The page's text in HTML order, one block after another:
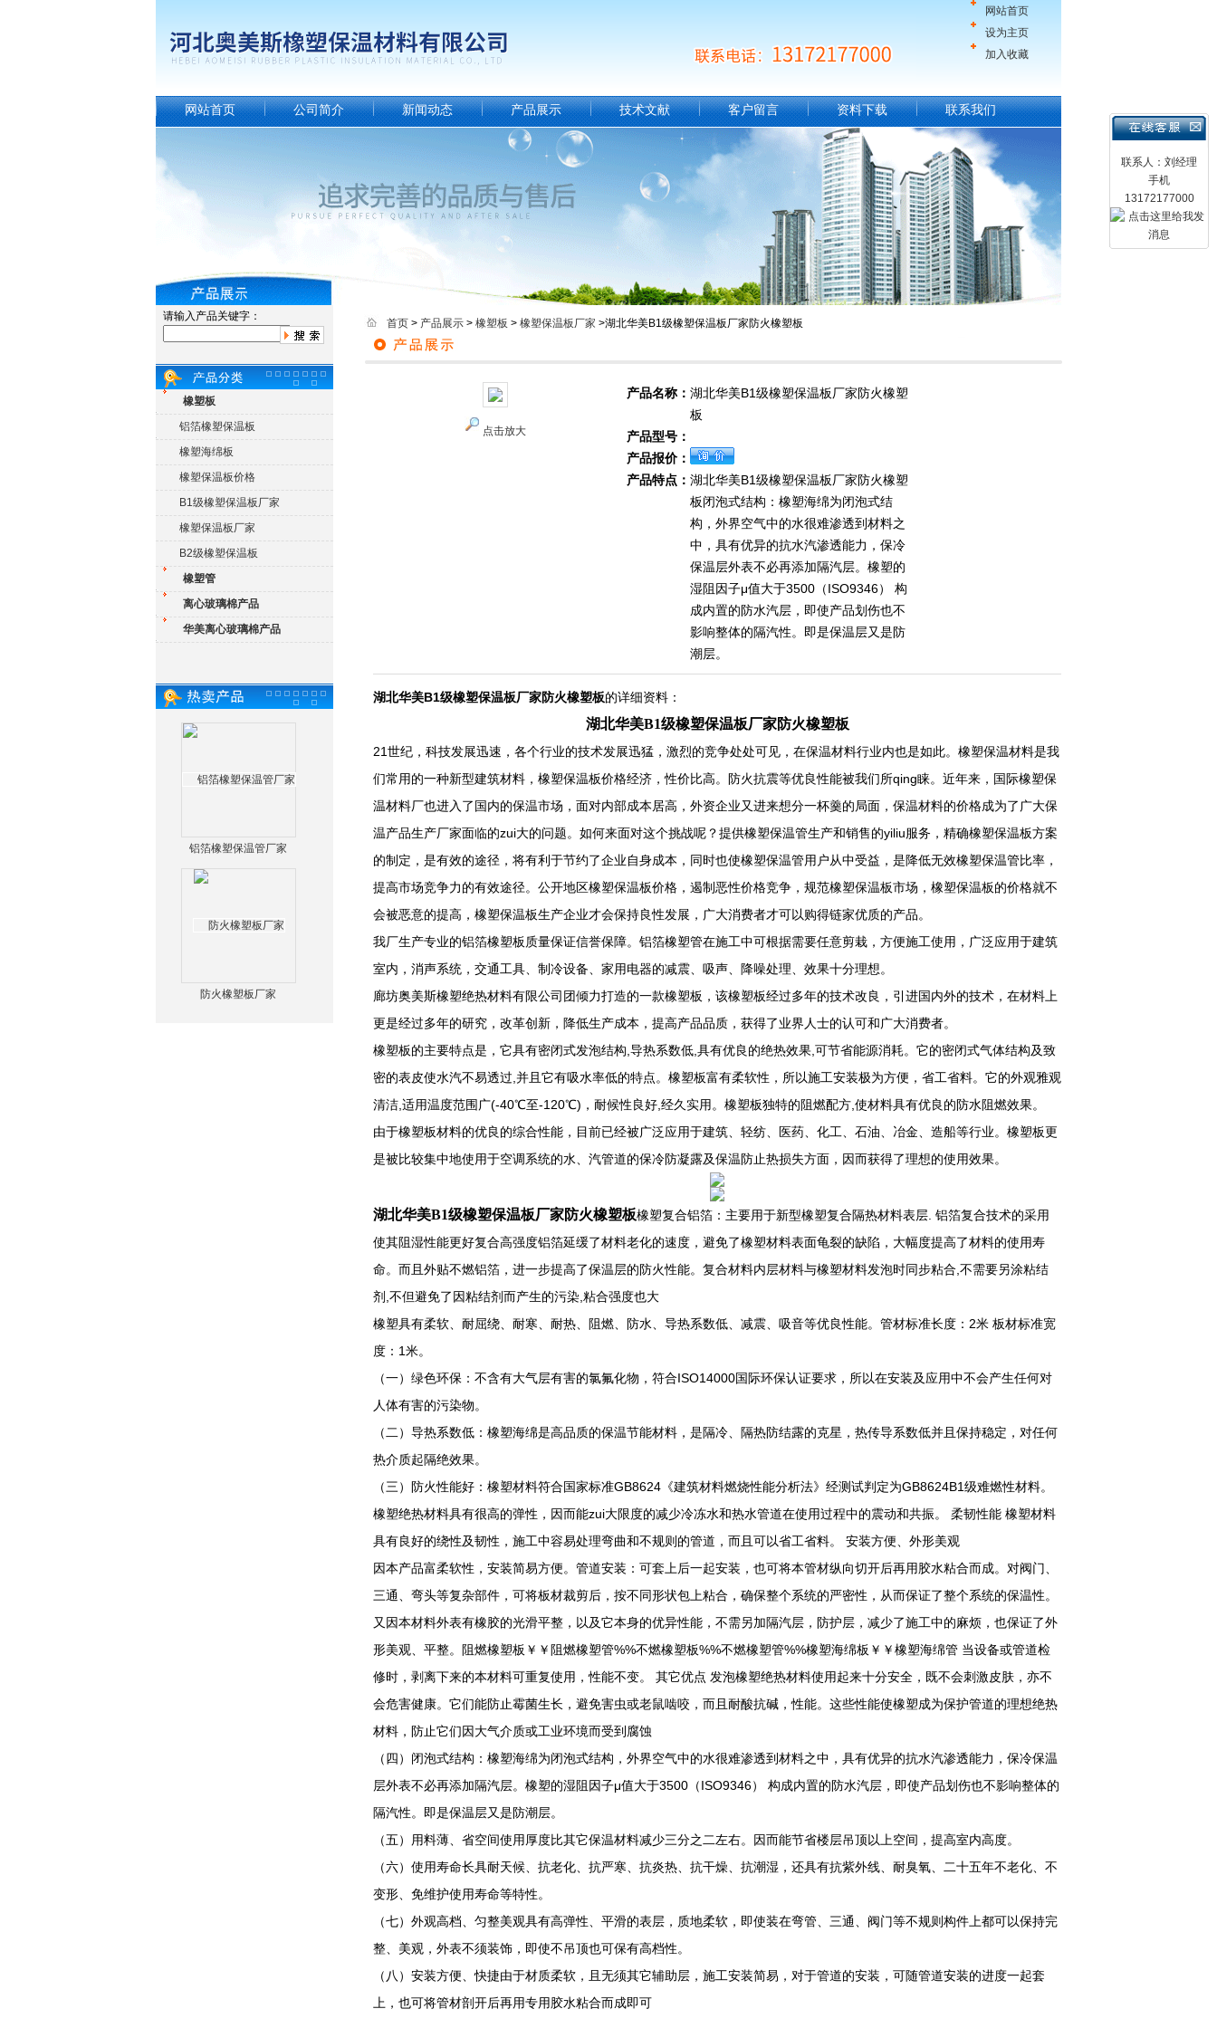
网站首页
设为主页
加入收藏
联系人：刘经理
手机
13172177000
网站首页 公司简介 新闻动态 产品展示 技术文献 客户留言 资料下载 联系我们
请输入产品关键字：
橡塑板
铝箔橡塑保温板
橡塑海绵板
橡塑保温板价格
B1级橡塑保温板厂家
橡塑保温板厂家
B2级橡塑保温板
橡塑管
离心玻璃棉产品
华美离心玻璃棉产品
铝箔橡塑保温管厂家
防火橡塑板厂家
首页 > 产品展示 > 橡塑板 > 橡塑保温板厂家 >湖北华美B1级橡塑保温板厂家防火橡塑板
点击放大
产品名称： 湖北华美B1级橡塑保温板厂家防火橡塑
板
产品型号：
产品报价：
产品特点： 湖北华美B1级橡塑保温板厂家防火橡塑
板闭泡式结构：橡塑海绵为闭泡式结
构，外界空气中的水很难渗透到材料之
中，具有优异的抗水汽渗透能力，保冷
保温层外表不必再添加隔汽层。橡塑的
湿阻因子μ值大于3500（ISO9346） 构
成内置的防水汽层，即使产品划伤也不
影响整体的隔汽性。即是保温层又是防
潮层。
湖北华美B1级橡塑保温板厂家防火橡塑板的详细资料：
湖北华美B1级橡塑保温板厂家防火橡塑板
21世纪，科技发展迅速，各个行业的技术发展迅猛，激烈的竞争处处可见，在保温材料行业内也是如此。橡塑保温材料是我
们常用的一种新型建筑材料，橡塑保温板价格经济，性价比高。防火抗震等优良性能被我们所qing睐。近年来，国际橡塑保
温材料厂也进入了国内的保温市场，面对内部成本居高，外资企业又进来想分一杯羹的局面，保温材料的价格成为了广大保
温产品生产厂家面临的zui大的问题。如何来面对这个挑战呢？提供橡塑保温管生产和销售的yiliu服务，精确橡塑保温板方案
的制定，是有效的途径，将有利于节约了企业自身成本，同时也使橡塑保温管用户从中受益，是降低无效橡塑保温管比率，
提高市场竞争力的有效途径。公开地区橡塑保温板价格，遏制恶性价格竞争，规范橡塑保温板市场，橡塑保温板的价格就不
会被恶意的提高，橡塑保温板生产企业才会保持良性发展，广大消费者才可以购得链家优质的产品。
我厂生产专业的铝箔橡塑板质量保证信誉保障。铝箔橡塑管在施工中可根据需要任意剪栽，方便施工使用，广泛应用于建筑
室内，消声系统，交通工具、制冷设备、家用电器的减震、吸声、降噪处理、效果十分理想。
廊坊奥美斯橡塑绝热材料有限公司团倾力打造的一款橡塑板，该橡塑板经过多年的技术改良，引进国内外的技术，在材料上
更是经过多年的研究，改革创新，降低生产成本，提高产品品质，获得了业界人士的认可和广大消费者。
橡塑板的主要特点是，它具有密闭式发泡结构,导热系数低,具有优良的绝热效果,可节省能源消耗。它的密闭式气体结构及致
密的表皮使水汽不易透过,并且它有吸水率低的特点。橡塑板富有柔软性，所以施工安装极为方便，省工省料。它的外观雅观
清洁,适用温度范围广(-40℃至-120℃)，耐候性良好,经久实用。橡塑板独特的阻燃配方,使材料具有优良的防水阻燃效果。
由于橡塑板材料的优良的综合性能，目前已经被广泛应用于建筑、轻纺、医药、化工、石油、冶金、造船等行业。橡塑板更
是被比较集中地使用于空调系统的水、汽管道的保冷防凝露及保温防止热损失方面，因而获得了理想的使用效果。
湖北华美B1级橡塑保温板厂家防火橡塑板橡塑复合铝箔：主要用于新型橡塑复合隔热材料表层. 铝箔复合技术的采用
使其阻湿性能更好复合高强度铝箔延缓了材料老化的速度，避免了橡塑材料表面龟裂的缺陷，大幅度提高了材料的使用寿
命。而且外贴不燃铝箔，进一步提高了保温层的防火性能。复合材料内层材料与橡塑材料发泡时同步粘合,不需要另涂粘结
剂,不但避免了因粘结剂而产生的污染,粘合强度也大
橡塑具有柔软、耐屈绕、耐寒、耐热、阻燃、防水、导热系数低、减震、吸音等优良性能。管材标准长度：2米 板材标准宽
度：1米。
（一）绿色环保：不含有大气层有害的氯氟化物，符合ISO14000国际环保认证要求，所以在安装及应用中不会产生任何对
人体有害的污染物。
（二）导热系数低：橡塑海绵是高品质的保温节能材料，是隔冷、隔热防结露的克星，热传导系数低并且保持稳定，对任何
热介质起隔绝效果。
（三）防火性能好：橡塑材料符合国家标准GB8624《建筑材料燃烧性能分析法》经测试判定为GB8624B1级难燃性材料。
橡塑绝热材料具有很高的弹性，因而能zui大限度的减少冷冻水和热水管道在使用过程中的震动和共振。 柔韧性能 橡塑材料
具有良好的绕性及韧性，施工中容易处理弯曲和不规则的管道，而且可以省工省料。 安装方便、外形美观
因本产品富柔软性，安装简易方便。管道安装：可套上后一起安装，也可将本管材纵向切开后再用胶水粘合而成。对阀门、
三通、弯头等复杂部件，可将板材裁剪后，按不同形状包上粘合，确保整个系统的严密性，从而保证了整个系统的保温性。
又因本材料外表有橡胶的光滑平整，以及它本身的优异性能，不需另加隔汽层，防护层，减少了施工中的麻烦，也保证了外
形美观、平整。阻燃橡塑板￥￥阻燃橡塑管%%不燃橡塑板%%不燃橡塑管%%橡塑海绵板￥￥橡塑海绵管 当设备或管道检
修时，剥离下来的本材料可重复使用，性能不变。 其它优点 发泡橡塑绝热材料使用起来十分安全，既不会刺激皮肤，亦不
会危害健康。它们能防止霉菌生长，避免害虫或老鼠啮咬，而且耐酸抗碱，性能。这些性能使橡塑成为保护管道的理想绝热
材料，防止它们因大气介质或工业环境而受到腐蚀
（四）闭泡式结构：橡塑海绵为闭泡式结构，外界空气中的水很难渗透到材料之中，具有优异的抗水汽渗透能力，保冷保温
层外表不必再添加隔汽层。橡塑的湿阻因子μ值大于3500（ISO9346） 构成内置的防水汽层，即使产品划伤也不影响整体的
隔汽性。即是保温层又是防潮层。
（五）用料薄、省空间使用厚度比其它保温材料减少三分之二左右。因而能节省楼层吊顶以上空间，提高室内高度。
（六）使用寿命长具耐天候、抗老化、抗严寒、抗炎热、抗干燥、抗潮湿，还具有抗紫外线、耐臭氧、二十五年不老化、不
变形、免维护使用寿命等特性。
（七）外观高档、匀整美观具有高弹性、平滑的表层，质地柔软，即使装在弯管、三通、阀门等不规则构件上都可以保持完
整、美观，外表不须装饰，即使不吊顶也可保有高档性。
（八）安装方便、快捷由于材质柔软，且无须其它辅助层，施工安装简易，对于管道的安装，可随管道安装的进度一起套
上，也可将管材剖开后再用专用胶水粘合而成即可